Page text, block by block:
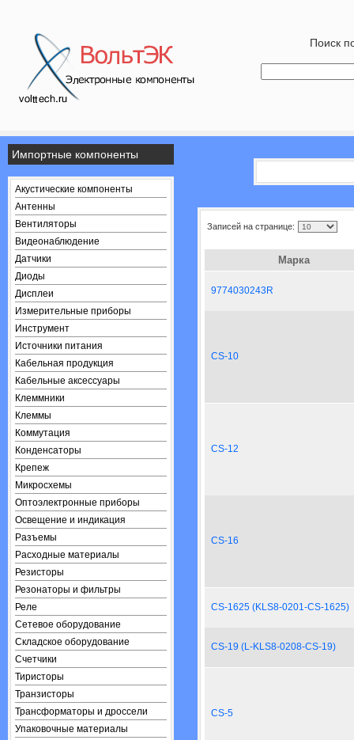
Поиск
Импортные компоненты
Акустические компоненты
Антенны
Вентиляторы
Видеонаблюдение
Датчики
Диоды
Дисплеи
Измерительные приборы
Инструмент
Источники питания
Кабельная продукция
Кабельные аксессуары
Клеммники
Клеммы
Коммутация
Конденсаторы
Крепеж
Микросхемы
Оптоэлектронные приборы
Освещение и индикация
Разъемы
Расходные материалы
Резисторы
Резонаторы и фильтры
Реле
Сетевое оборудование
Складское оборудование
Счетчики
Тиристоры
Транзисторы
Трансформаторы и дроссели
Упаковочные материалы
Записей на странице:
Марка
9774030243R
CS-10
CS-12
CS-16
CS-1625 (KLS8-0201-CS-1625)
CS-19 (L-KLS8-0208-CS-19)
CS-5